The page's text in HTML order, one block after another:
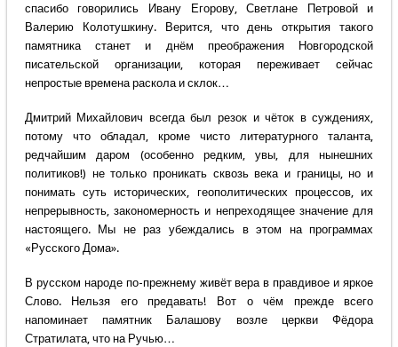
спасибо говорились Ивану Егорову, Светлане Петровой и
Валерию Колотушкину. Верится, что день открытия такого
памятника станет и днём преображения Новгородской
писательской организации, которая переживает сейчас
непростые времена раскола и склок…
Дмитрий Михайлович всегда был резок и чёток в суждениях,
потому что обладал, кроме чисто литературного таланта,
редчайшим даром (особенно редким, увы, для нынешних
политиков!) не только проникать сквозь века и границы, но и
понимать суть исторических, геополитических процессов, их
непрерывность, закономерность и непреходящее значение для
настоящего. Мы не раз убеждались в этом на программах
«Русского Дома».
В русском народе по-прежнему живёт вера в правдивое и яркое
Слово. Нельзя его предавать! Вот о чём прежде всего
напоминает памятник Балашову возле церкви Фёдора
Стратилата, что на Ручью…